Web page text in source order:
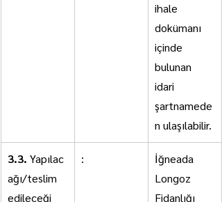
ihale
dokümanı
içinde
bulunan
idari
şartnamede
n ulaşılabilir.
3.3. Yapılac
ağı/teslim
edileceği
:
İğneada
Longoz
Fidanlığı